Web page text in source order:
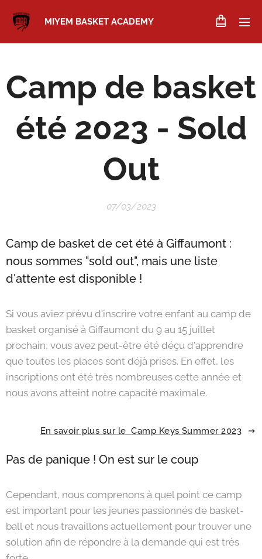
MIYEM BASKET ACADEMY
Camp de basket
été 2023 - Sold
Out
07/03/2023
Camp de basket de cet été à Giffaumont :
nous sommes "sold out", mais une liste
d'attente est disponible !
Si vous aviez prévu d'inscrire votre enfant au camp de
basket organisé à Giffaumont du 9 au 15 juillet
prochain, vous avez peut-être été déçu d'apprendre
que toutes les places sont déjà prises. En effet, les
inscriptions ont été très nombreuses cette année et
nous avons atteint notre capacité maximale.
En savoir plus sur le Camp Keys Summer 2023
Pas de panique ! On est sur le coup
Cependant, nous comprenons à quel point ce camp
est important pour les jeunes passionnés de basket-
ball et nous travaillons actuellement pour trouver une
solution afin de répondre à la demande qui est très